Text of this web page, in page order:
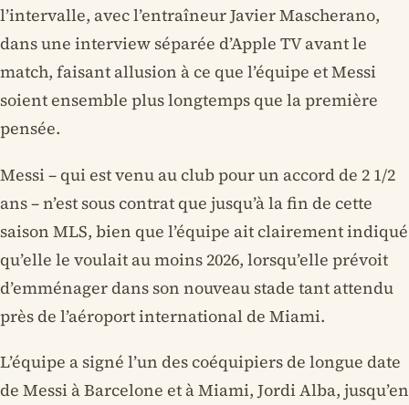
l’intervalle, avec l’entraîneur Javier Mascherano,
dans une interview séparée d’Apple TV avant le
match, faisant allusion à ce que l’équipe et Messi
soient ensemble plus longtemps que la première
pensée.
Messi – qui est venu au club pour un accord de 2 1/2
ans – n’est sous contrat que jusqu’à la fin de cette
saison MLS, bien que l’équipe ait clairement indiqué
qu’elle le voulait au moins 2026, lorsqu’elle prévoit
d’emménager dans son nouveau stade tant attendu
près de l’aéroport international de Miami.
L’équipe a signé l’un des coéquipiers de longue date
de Messi à Barcelone et à Miami, Jordi Alba, jusqu’en